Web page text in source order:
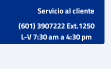
Servicio al cliente
(601) 3907222 Ext.1250
L-V 7:30 am a 4:30 pm